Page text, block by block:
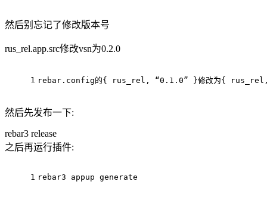
然后别忘记了修改版本号
rus_rel.app.src修改vsn为0.2.0
1 rebar.config的{ rus_rel, “0.1.0” }修改为{
然后先发布一下:
rebar3 release
之后再运行插件:
1 rebar3 appup generate